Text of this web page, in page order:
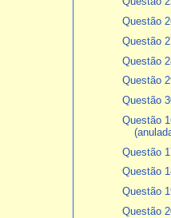
Questão
Questão
Questão
Questão
Questão
Questão
Questão
Questão
Questão
Questão